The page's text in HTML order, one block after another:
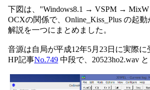
下図は、"Windows8.1 → VSPM → MixW
OCXの関係で、Online_Kiss_Plus の起
  解説を一つにまとめました。
音源は自局が平成12年5月23日に実際に
  HP記事
No.749 中段で、20523ho2.wav